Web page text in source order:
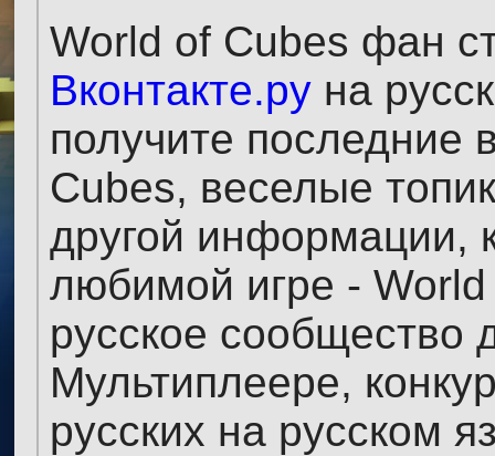
World of Cubes фан
Вконтакте.ру на
получите последние
Cubes, веселые
другой информации,
любимой игре -
русское сообщество
Мультиплеере,
русских на русском